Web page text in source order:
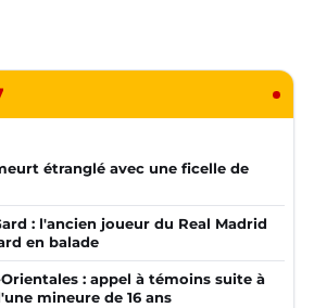
étranglé avec une ficelle de
: l'ancien joueur du Real Madrid
en balade
: appel à témoins suite à
mineure de 16 ans